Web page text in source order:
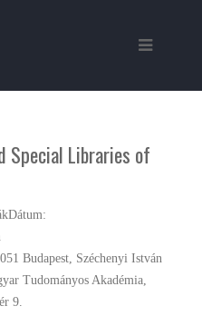
Special Libraries of
Dátum:
Budapest, Széchenyi István
Tudományos Akadémia,
9.